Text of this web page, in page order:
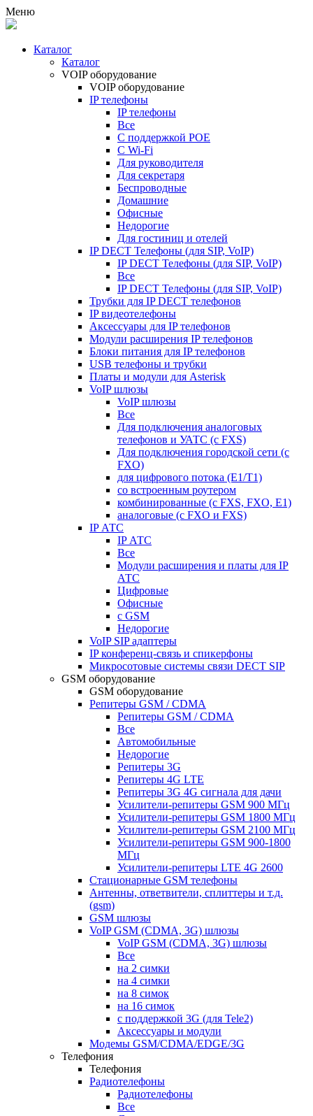
Меню
Каталог
Каталог
VOIP оборудование
VOIP оборудование
IP телефоны
IP телефоны
Все
С поддержкой POE
C Wi-Fi
Для руководителя
Для секретаря
Беспроводные
Домашние
Офисные
Недорогие
Для гостиниц и отелей
IP DECT Телефоны (для SIP, VoIP)
IP DECT Телефоны (для SIP, VoIP)
Все
IP DECT Телефоны (для SIP, VoIP)
Трубки для IP DECT телефонов
IP видеотелефоны
Аксессуары для IP телефонов
Модули расширения IP телефонов
Блоки питания для IP телефонов
USB телефоны и трубки
Платы и модули для Asterisk
VoIP шлюзы
VoIP шлюзы
Все
Для подключения аналоговых
телефонов и УАТС (с FXS)
Для подключения городской сети (с
FXO)
для цифрового потока (E1/T1)
со встроенным роутером
комбинированные (c FXS, FXO, E1)
аналоговые (с FXO и FXS)
IP АТС
IP АТС
Все
Модули расширения и платы для IP
АТС
Цифровые
Офисные
с GSM
Недорогие
VoIP SIP адаптеры
IP конференц-связь и спикерфоны
Микросотовые системы связи DECT SIP
GSM оборудование
GSM оборудование
Репитеры GSM / CDMA
Репитеры GSM / CDMA
Все
Автомобильные
Недорогие
Репитеры 3G
Репитеры 4G LTE
Репитеры 3G 4G сигнала для дачи
Усилители-репитеры GSM 900 МГц
Усилители-репитеры GSM 1800 МГц
Усилители-репитеры GSM 2100 МГц
Усилители-репитеры GSM 900-1800
МГц
Усилители-репитеры LTE 4G 2600
Стационарные GSM телефоны
Антенны, ответвители, сплиттеры и т.д.
(gsm)
GSM шлюзы
VoIP GSM (CDMA, 3G) шлюзы
VoIP GSM (CDMA, 3G) шлюзы
Все
на 2 симки
на 4 симки
на 8 симок
на 16 симок
с поддержкой 3G (для Tele2)
Аксессуары и модули
Модемы GSM/CDMA/EDGE/3G
Телефония
Телефония
Радиотелефоны
Радиотелефоны
Все